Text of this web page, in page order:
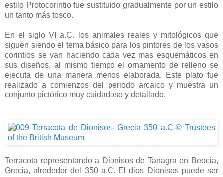
estilo Protocorintio fue sustituido gradualmente por un estilo
un tanto más tosco.
En el siglo VI a.C. los animales reales y mitológicos que
siguen siendo el tema básico para los pintores de los vasos
corintios se van haciendo cada vez mas esquemáticos en
sus diseños, al mismo tiempo el ornamento de relleno se
ejecuta de una manera menos elaborada. Este plato fue
realizado a comienzos del periodo arcaico y muestra un
conjunto pictórico muy cuidadoso y detallado.
Terracota representando a Dionisos de Tanagra en Beocia,
Grecia, alrededor del 350 a.C. El dios Dionisos puede ser